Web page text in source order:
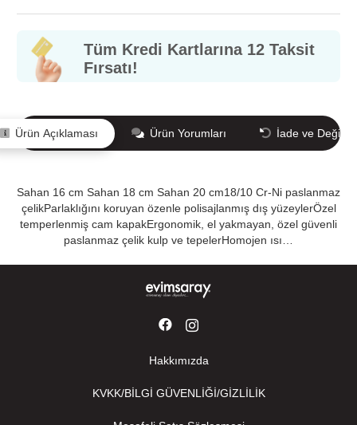
Tüm Kredi Kartlarına 12 Taksit
Fırsatı!
Ürün Açıklaması Ürün Yorumları İade ve Değişim
Sahan 16 cm Sahan 18 cm Sahan 20 cm18/10 Cr-Ni paslanmaz
çelikParlaklığını koruyan özenle polisajlanmış dış yüzeylerÖzel
temperlenmiş cam kapakErgonomik, el yakmayan, özel güvenli
paslanmaz çelik kulp ve tepelerHomojen ısı…
Hakkımızda
KVKK/BİLGİ GÜVENLİĞİ/GİZLİLİK